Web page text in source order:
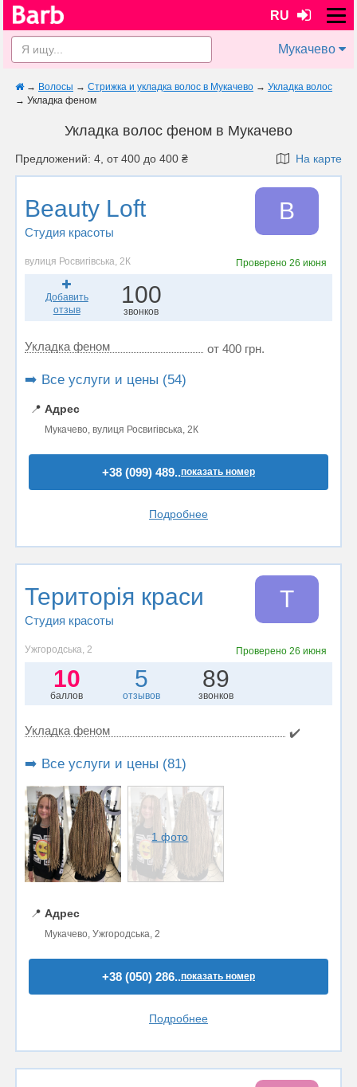
RU
Мукачево
→ Волосы → Стрижка и укладка волос в Мукачево → Укладка волос
→ Укладка феном
Укладка волос феном в Мукачево
Предложений: 4, от 400 до 400 ₴ На карте
Beauty Loft
Студия красоты
B
вулиця Росвигівська, 2К Проверено 26 июня
Добавить
отзыв
100
звонков
Укладка феном от 400 грн.
➡️ Все услуги и цены (54)
📍 Адрес
Мукачево, вулиця Росвигівська, 2К
+38 (099) 489..показать номер
Подробнее
Територія краси
Студия красоты
Т
Ужгородська, 2 Проверено 26 июня
10
баллов
5
отзывов
89
звонков
Укладка феном ✔️
➡️ Все услуги и цены (81)
1 фото
📍 Адрес
Мукачево, Ужгородська, 2
+38 (050) 286..показать номер
Подробнее